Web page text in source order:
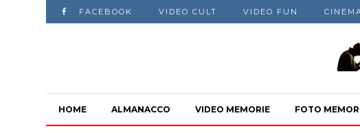
FACEBOOK VIDEO CULT VIDEO FUN
HOME ALMANACCO VIDEO MEMORIE FOTO